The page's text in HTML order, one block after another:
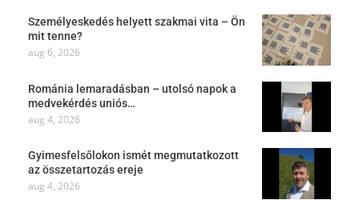
Személyeskedés helyett szakmai vita – Ön
mit tenne?
aug 6, 2026
Románia lemaradásban – utolsó napok a
medvekérdés uniós…
aug 4, 2026
Gyimesfelsőlokon ismét megmutatkozott
az összetartozás ereje
aug 4, 2026